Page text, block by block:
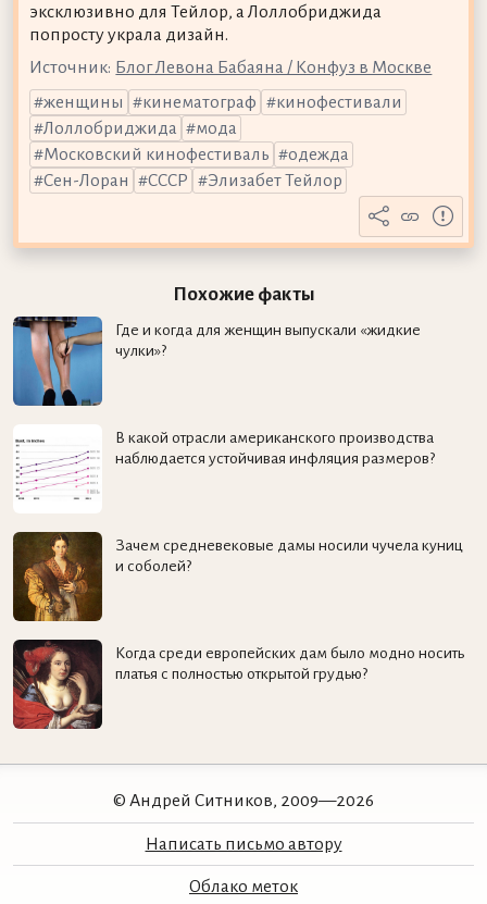
эксклюзивно для Тейлор, а Лоллобриджида
попросту украла дизайн.
Источник: Блог Левона Бабаяна / Конфуз в Москве
женщины
кинематограф
кинофестивали
Лоллобриджида
мода
Московский кинофестиваль
одежда
Сен-Лоран
СССР Элизабет Тейлор
Похожие факты
Где и когда для женщин выпускали «жидкие
чулки»?
В какой отрасли американского производства
наблюдается устойчивая инфляция размеров?
Зачем средневековые дамы носили чучела куниц
и соболей?
Когда среди европейских дам было модно носить
платья с полностью открытой грудью?
© Андрей Ситников, 2009—2026
Написать письмо автору
Облако меток